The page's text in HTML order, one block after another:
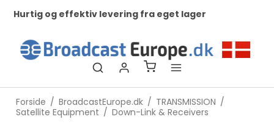
Hurtig og effektiv levering fra eget lager
Forside / BroadcastEurope.dk / TRANSMISSION /
Satellite Equipment / Down-Link & Receivers